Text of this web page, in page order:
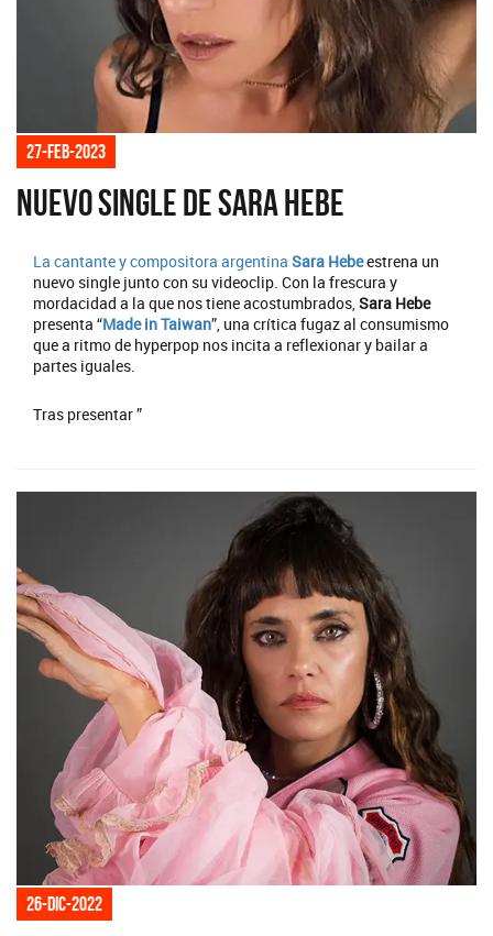
27-feb-2023
Nuevo single de Sara Hebe
La cantante y compositora argentina Sara Hebeestrena un
nuevo single junto con su videoclip. Con la frescura y
mordacidad a la que nos tiene acostumbrados,Sara Hebe
presenta “Made in Taiwan”, una crítica fugaz al consumismo
que a ritmo de hyperpop nos incita a reflexionar y bailar a
partes iguales.
Tras presentar ”
26-dic-2022